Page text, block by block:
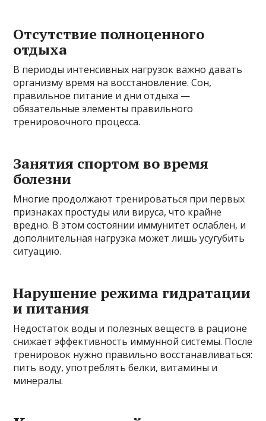
Отсутствие полноценного
отдыха
В периоды интенсивных нагрузок важно давать
организму время на восстановление. Сон,
правильное питание и дни отдыха —
обязательные элементы правильного
тренировочного процесса.
Занятия спортом во время
болезни
Многие продолжают тренироваться при первых
признаках простуды или вируса, что крайне
вредно. В этом состоянии иммунитет ослаблен, и
дополнительная нагрузка может лишь усугубить
ситуацию.
Нарушение режима гидратации
и питания
Недостаток воды и полезных веществ в рационе
снижает эффективность иммунной системы. После
тренировок нужно правильно восстанавливаться:
пить воду, употреблять белки, витамины и
минералы.